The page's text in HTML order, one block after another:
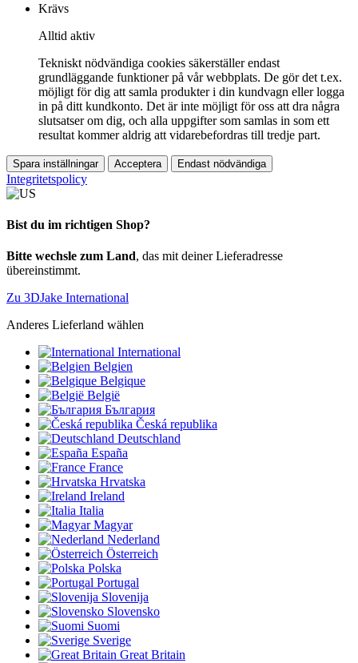
Krävs
Alltid aktiv
Tekniskt nödvändiga cookies säkerställer endast
grundläggande funktioner på vår webbplats. De gör det t.ex.
möjligt för dig att samla produkter i din kundvagn eller logga
in på ditt kundkonto. Det är inte möjligt för oss att dra några
slutsatser om dig, och alla uppgifter som samlas in som ett
resultat kommer aldrig att vidarebefordras till tredje part.
Spara inställningar Acceptera Endast nödvändiga
Integritetspolicy
Bist du im richtigen Shop?
Bitte wechsle zum Land, das mit deiner Lieferadresse
übereinstimmt.
Zu 3DJake International
Anderes Lieferland wählen
International
Belgien
Belgique
België
България
Česká republika
Deutschland
España
France
Hrvatska
Ireland
Italia
Magyar
Nederland
Österreich
Polska
Portugal
Slovenija
Slovensko
Suomi
Sverige
Great Britain